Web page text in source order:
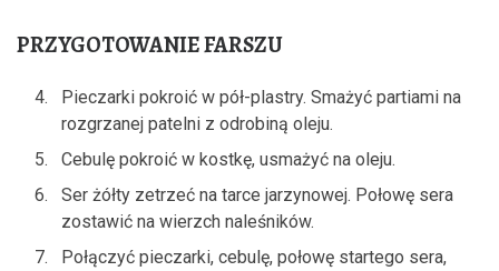
PRZYGOTOWANIE FARSZU
Pieczarki pokroić w pół-plastry. Smażyć partiami na
rozgrzanej patelni z odrobiną oleju.
Cebulę pokroić w kostkę, usmażyć na oleju.
Ser żółty zetrzeć na tarce jarzynowej. Połowę sera
zostawić na wierzch naleśników.
Połączyć pieczarki, cebulę, połowę startego sera,